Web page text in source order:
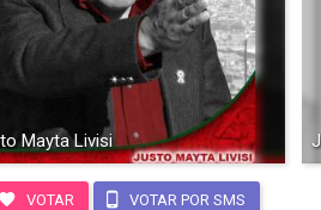
Mayta Livisi
VOTAR VOTAR POR SMS